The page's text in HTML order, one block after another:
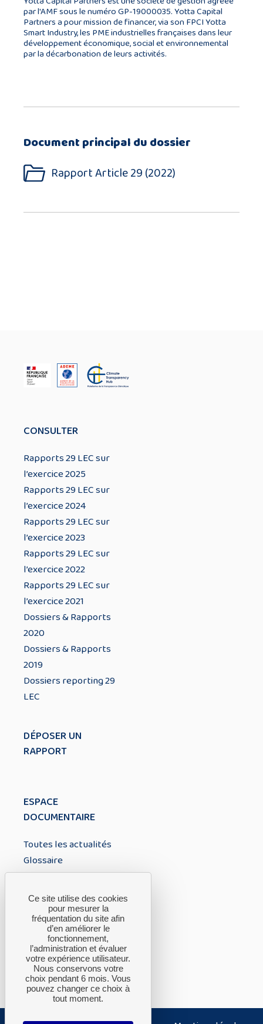
par l'AMF sous le numéro GP-19000035. Yotta Capital
Partners a pour mission de financer, via son FPCI Yotta
Smart Industry, les PME industrielles françaises dans leur
développement économique, social et environnemental
par la décarbonation de leurs activités.
Document principal du dossier
Rapport Article 29 (2022)
CONSULTER
Rapports 29 LEC sur
l’exercice 2025
Rapports 29 LEC sur
l’exercice 2024
Rapports 29 LEC sur
l’exercice 2023
Rapports 29 LEC sur
l’exercice 2022
Rapports 29 LEC sur
l’exercice 2021
Dossiers & Rapports
2020
Dossiers & Rapports
2019
Dossiers reporting 29
LEC
DÉPOSER UN
RAPPORT
ESPACE
DOCUMENTAIRE
Toutes les actualités
Glossaire
À PROPOS
A propos du CTH
FAQ
Nous contacter
Ce site utilise des cookies
pour mesurer la
fréquentation du site afin
d’en améliorer le
fonctionnement,
l’administration et évaluer
votre expérience utilisateur.
Nous conservons votre
choix pendant 6 mois. Vous
pouvez changer ce choix à
tout moment.